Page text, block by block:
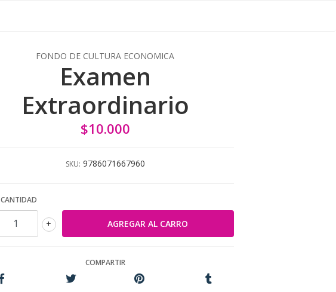
FONDO DE CULTURA ECONOMICA
Examen
Extraordinario
$10.000
SKU: 9786071667960
CANTIDAD
+
COMPARTIR